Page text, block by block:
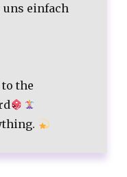
uns einfach
the